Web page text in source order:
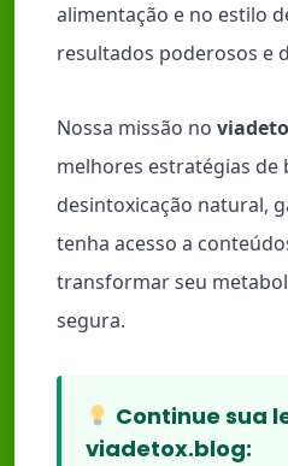
alimentação e no estilo
resultados poderosos e
Nossa missão no
melhores estratégias de
desintoxicação natural,
tenha acesso a
transformar seu
segura.
Continue sua
viadetox.blog: